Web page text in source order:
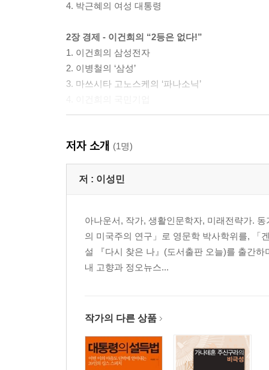
4. 박근혜의 여성 대통령
2장 경제 - 이건희의 “2등은 없다!”
1. 이건희의 삼성전자
2. 이병철의 ‘삼성’
3. 마쓰시타 고노스케의 ‘파나소닉’
1. 문재인의 ‘3법(法)’
2. 한국 헌법의 정신
3. 일본 헌법의 정신
4장 문화 - 이수만의 “신나게 즐겨라!”
1. 이수만의 ‘SM 엔터테인먼트’
2. 대한민국 대중 가요계
3. 일본 대중 가요계
5장 사상 - 안철수의 “아프면 고쳐라!”
2. 조선의 혁신주의자
3. 일본의 혁신주의자
저자 소개 (1명)
저 : 이성민
아나운서, 작가, 생활인문학자, 미래전략가.
의 미국주의 연구」로 영문학 박사학위를, 「
설 『다시 찾은 나』(도서출판 오늘)를 출간
내 고향과 정오뉴스...
작가의 다른 상품